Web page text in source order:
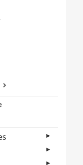
